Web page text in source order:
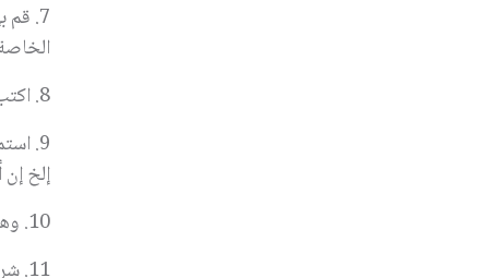
7. قم
8. ا
9.
إلخ
10.